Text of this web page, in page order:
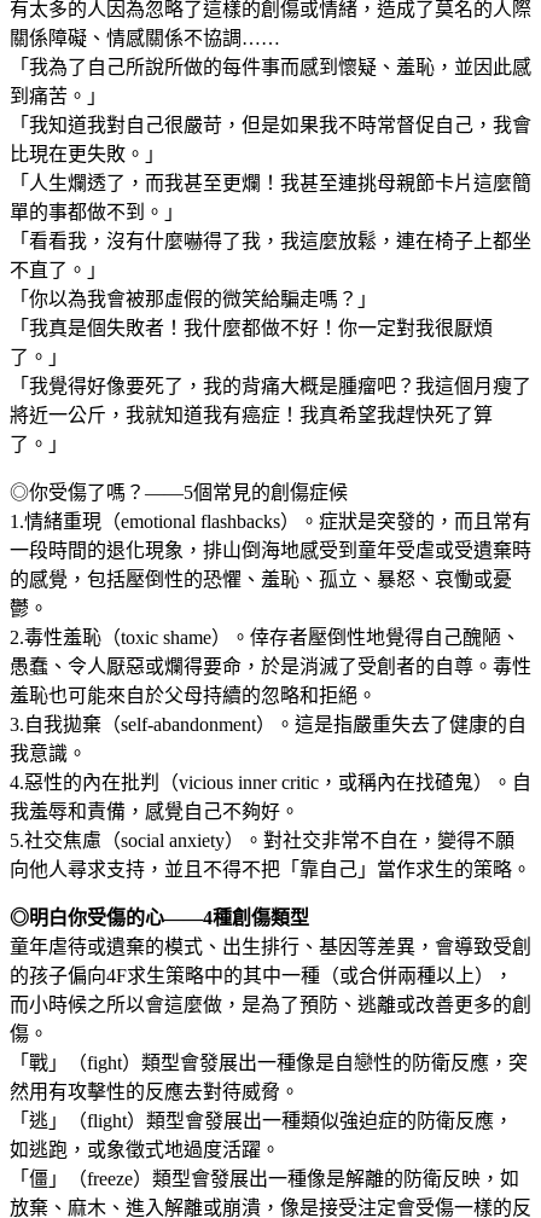
有太多的人因為忽略了這樣的創傷或情緒，造成了莫名的人際
關係障礙、情感關係不協調……
「我為了自己所說所做的每件事而感到懷疑、羞恥，並因此感
到痛苦。」
「我知道我對自己很嚴苛，但是如果我不時常督促自己，我會
比現在更失敗。」
「人生爛透了，而我甚至更爛！我甚至連挑母親節卡片這麼簡
單的事都做不到。」
「看看我，沒有什麼嚇得了我，我這麼放鬆，連在椅子上都坐
不直了。」
「你以為我會被那虛假的微笑給騙走嗎？」
「我真是個失敗者！我什麼都做不好！你一定對我很厭煩
了。」
「我覺得好像要死了，我的背痛大概是腫瘤吧？我這個月瘦了
將近一公斤，我就知道我有癌症！我真希望我趕快死了算
了。」
◎你受傷了嗎？——5個常見的創傷症候
1.情緒重現（emotional flashbacks）。症狀是突發的，而且常有
一段時間的退化現象，排山倒海地感受到童年受虐或受遺棄時
的感覺，包括壓倒性的恐懼、羞恥、孤立、暴怒、哀慟或憂
鬱。
2.毒性羞恥（toxic shame）。倖存者壓倒性地覺得自己醜陋、
愚蠢、令人厭惡或爛得要命，於是消滅了受創者的自尊。毒性
羞恥也可能來自於父母持續的忽略和拒絕。
3.自我拋棄（self-abandonment）。這是指嚴重失去了健康的自
我意識。
4.惡性的內在批判（vicious inner critic，或稱內在找碴鬼）。自
我羞辱和責備，感覺自己不夠好。
5.社交焦慮（social anxiety）。對社交非常不自在，變得不願
向他人尋求支持，並且不得不把「靠自己」當作求生的策略。
◎明白你受傷的心——4種創傷類型
童年虐待或遺棄的模式、出生排行、基因等差異，會導致受創
的孩子偏向4F求生策略中的其中一種（或合併兩種以上），
而小時候之所以會這麼做，是為了預防、逃離或改善更多的創
傷。
「戰」（fight）類型會發展出一種像是自戀性的防衛反應，突
然用有攻擊性的反應去對待威脅。
「逃」（flight）類型會發展出一種類似強迫症的防衛反應，
如逃跑，或象徵式地過度活躍。
「僵」（freeze）類型會發展出一種像是解離的防衛反映，如
放棄、麻木、進入解離或崩潰，像是接受注定會受傷一樣的反